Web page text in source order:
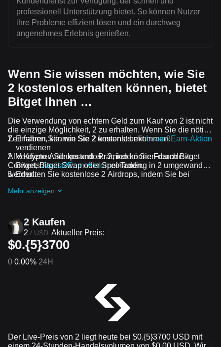
professionell Unterstützung bietet. So können Nutzer
ihre Probleme effizient lösen und ein durchweg
angenehmes Erlebnis genießen.
Wenn Sie wissen möchten, wie Sie
2 kostenlos erhalten können, bietet
Bitget Ihnen …
Die Verwendung von echtem Geld zum Kauf von 2 ist nicht
die einzige Möglichkeit, 2 zu erhalten. Wenn Sie die nötige
Zeit haben, können Sie 2 umsonst bekommen.
Erfahren Sie, wie Sie 2 kostenlos mitLearn2Earn-Aktion
verdienen
Verdienen Sie kostenlose 2, indem Sie Freunde zu
BitgetsAssist2Earn-Aktioneinladen.
Erhalten Sie kostenlose 2 Airdrops, indem Sie bei
Alle Krypto-Airdrops und -Prämien können durch Bitget
Convert, Bitget Swap oder Spot-Trading in 2 umgewandelt
werden.
Mehr anzeigen
2 Kaufen
2 / USD Aktueller Preis:
$0.{5}3700
0 0.00% 24H
Der Live-Preis von 2 liegt heute bei $0.{​5}3700 USD mit